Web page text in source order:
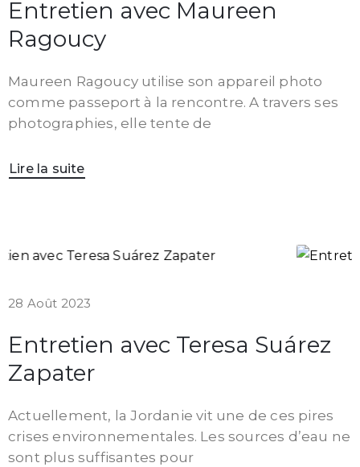
Entretien avec Maureen
Ragoucy
Maureen Ragoucy utilise son appareil photo
comme passeport à la rencontre. A travers ses
photographies, elle tente de
Lire la suite
28 Août 2023
Entretien avec Teresa Suárez
Zapater
Actuellement, la Jordanie vit une de ces pires
crises environnementales. Les sources d’eau ne
sont plus suffisantes pour